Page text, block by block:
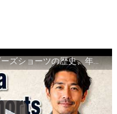
パタゴニアの名作、バギーズショーツの歴史、年代判別、購入時の注意点